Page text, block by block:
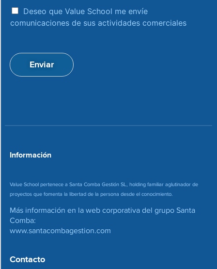
e
c
n
d
e
a
c
a
c
Deseo que Value School me envíe
comunicaciones de sus actividades comerciales
Enviar
Información
Value School pertenece a Santa Comba Gestión SL, holding familiar aglutinador de
proyectos que fomenta la libertad de la persona desde el conocimiento.
Más información en la web corporativa del grupo Santa
Comba:
www.santacombagestion.com
Contacto